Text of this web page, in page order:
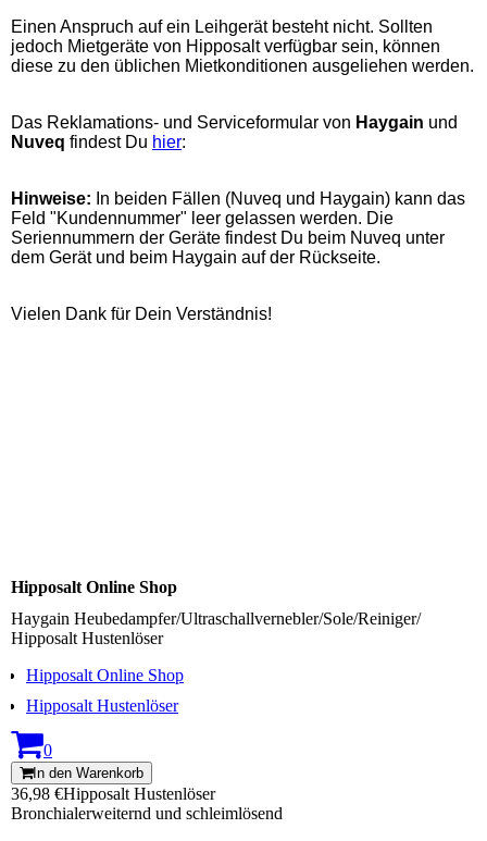
Einen Anspruch auf ein Leihgerät besteht nicht. Sollten
jedoch Mietgeräte von Hipposalt verfügbar sein, können
diese zu den üblichen Mietkonditionen ausgeliehen werden.
Das Reklamations- und Serviceformular von Haygain und
Nuveq findest Du hier:
Hinweise: In beiden Fällen (Nuveq und Haygain) kann das
Feld "Kundennummer" leer gelassen werden. Die
Seriennummern der Geräte findest Du beim Nuveq unter
dem Gerät und beim Haygain auf der Rückseite.
Vielen Dank für Dein Verständnis!
Hipposalt Online Shop
Haygain Heubedampfer/Ultraschallvernebler/Sole/Reiniger/
Hipposalt Hustenlöser
Hipposalt Online Shop
Hipposalt Hustenlöser
0
In den Warenkorb
36,98 €Hipposalt Hustenlöser
Bronchialerweiternd und schleimlösend